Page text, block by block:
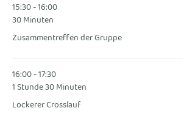
15:30 - 16:00
30 Minuten
Zusammentreffen der Gruppe
16:00 - 17:30
1 Stunde 30 Minuten
Lockerer Crosslauf